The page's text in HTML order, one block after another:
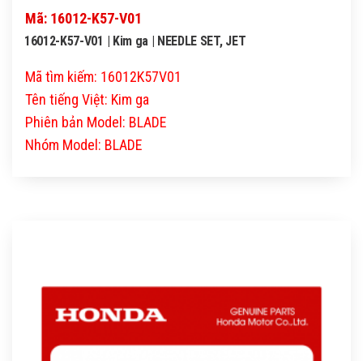
Mã: 16012-K57-V01
16012-K57-V01 | Kim ga | NEEDLE SET, JET
Mã tìm kiếm: 16012K57V01
Tên tiếng Việt: Kim ga
Phiên bản Model: BLADE
Nhóm Model: BLADE